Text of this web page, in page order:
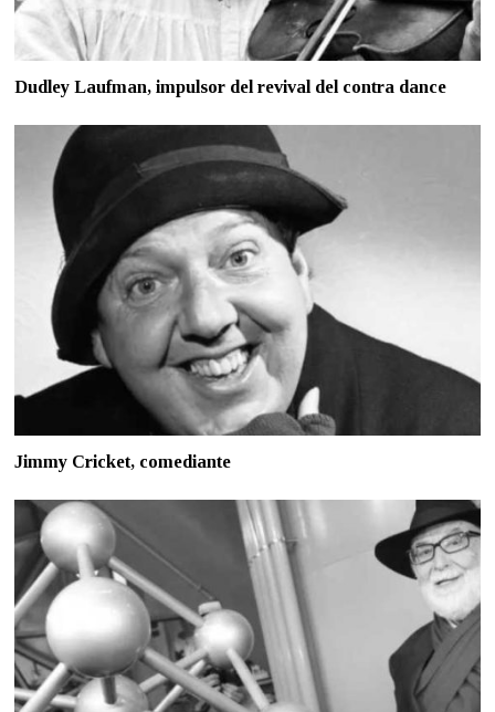
Dudley Laufman, impulsor del revival del contra dance
Jimmy Cricket, comediante